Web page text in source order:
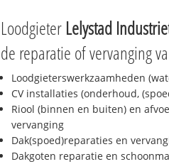
Loodgieter Lelystad
de reparatie of vervanging
Loodgieterswerkzaamheden
CV installaties (onderhoud,
Riool (binnen en buiten) en
vervanging
Dak(spoed)reparaties en
Dakgoten reparatie en